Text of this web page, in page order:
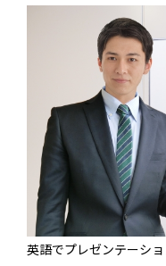
英語でプレゼンテーシ